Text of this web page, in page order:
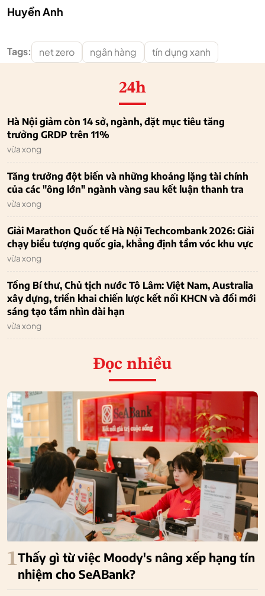
Huyền Anh
Tags: net zero ngân hàng tín dụng xanh
24h
Hà Nội giảm còn 14 sở, ngành, đặt mục tiêu tăng
trưởng GRDP trên 11%
vừa xong
Tăng trưởng đột biến và những khoảng lặng tài chính
của các "ông lớn" ngành vàng sau kết luận thanh tra
vừa xong
Giải Marathon Quốc tế Hà Nội Techcombank 2026: Giải
chạy biểu tượng quốc gia, khẳng định tầm vóc khu vực
vừa xong
Tổng Bí thư, Chủ tịch nước Tô Lâm: Việt Nam, Australia
xây dựng, triển khai chiến lược kết nối KHCN và đổi mới
sáng tạo tầm nhìn dài hạn
vừa xong
Đọc nhiều
1Thấy gì từ việc Moody's nâng xếp hạng tín
nhiệm cho SeABank?